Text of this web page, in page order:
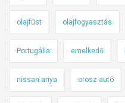
olajfüst olajfogyasztás
Portugália emelkedő
nissan ariya orosz autó